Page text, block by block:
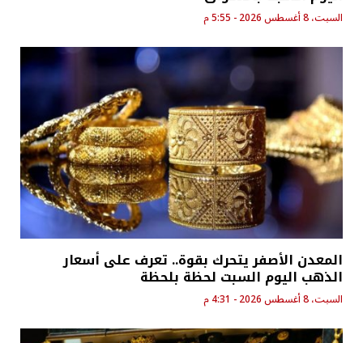
السبت، 8 أغسطس 2026 - 5:55 م
المعدن الأصفر يتحرك بقوة.. تعرف على أسعار
الذهب اليوم السبت لحظة بلحظة
السبت، 8 أغسطس 2026 - 4:31 م